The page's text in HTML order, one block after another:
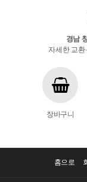
경남
자세한 교환
장바구니
홈으로